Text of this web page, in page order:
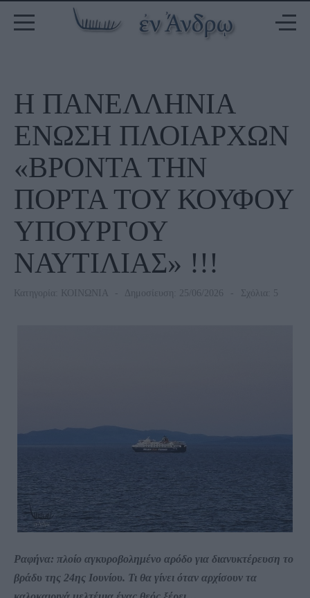
H ΠΑΝΕΛΛΗΝΙΑ
ΕΝΩΣΗ ΠΛΟΙΑΡΧΩΝ
«ΒΡΟΝΤΑ ΤΗΝ
ΠΟΡΤΑ ΤΟΥ ΚΟΥΦΟΥ
ΥΠΟΥΡΓΟΥ
ΝΑΥΤΙΛΙΑΣ» !!!
Κατηγορία: ΚΟΙΝΩΝΙΑ Δημοσίευση: 25/06/2026 Σχόλια: 5
Ραφήνα: πλοίο αγκυροβολημένο αρόδο για διανυκτέρευση το
βράδυ της 24ης Ιουνίου. Τι θα γίνει όταν αρχίσουν τα